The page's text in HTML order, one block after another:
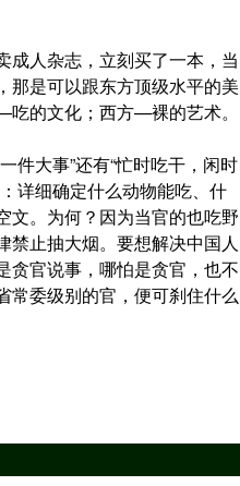
成人杂志，立刻买了一本，当
那是可以跟东方顶级水平的美
的文化；西方—裸的艺术。
件大事”还有“忙时吃干，闲时
详细确定什么动物能吃、什
文。为何？因为当官的也吃野
禁止抽大烟。要想解决中国人
贪官说事，哪怕是贪官，也不
常委级别的官，便可刹住什么